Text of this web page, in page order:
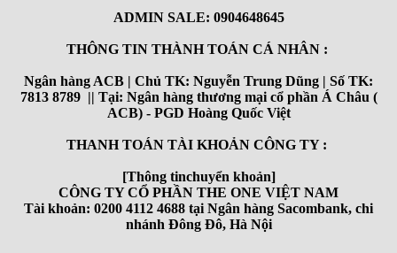
ADMIN SALE: 0904648645
THÔNG TIN THÀNH TOÁN CÁ NHÂN :
Ngân hàng ACB | Chủ TK: Nguyễn Trung Dũng | Số TK:
7813 8789 || Tại: Ngân hàng thương mại cổ phần Á Châu (
ACB) - PGD Hoàng Quốc Việt
THANH TOÁN TÀI KHOẢN CÔNG TY :
[Thông tinchuyển khoản]
CÔNG TY CỔ PHẦN THE ONE VIỆT NAM
Tài khoản: 0200 4112 4688 tại Ngân hàng Sacombank, chi
nhánh Đông Đô, Hà Nội